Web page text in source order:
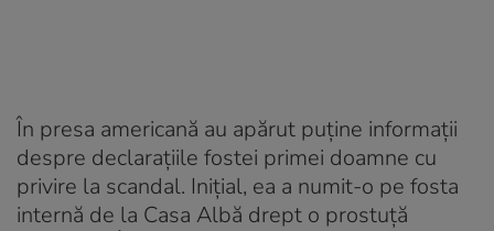
În presa americană au apărut puține informații
despre declarațiile fostei primei doamne cu
privire la scandal. Inițial, ea a numit-o pe fosta
internă de la Casa Albă drept o prostuță